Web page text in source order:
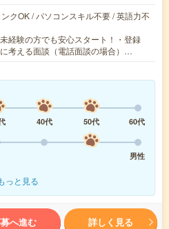
クOK / パソコンスキル不要 / 英語力不
経験の方でも安心スタート！・登録
考える面談（電話面談の場合）…
40代 50代
60代
男性
っと見る
へ進む 詳しく見る